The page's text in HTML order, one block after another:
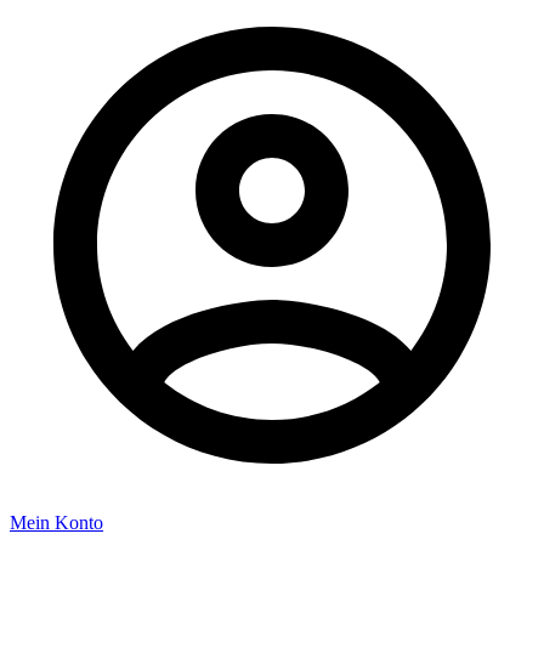
Mein Konto